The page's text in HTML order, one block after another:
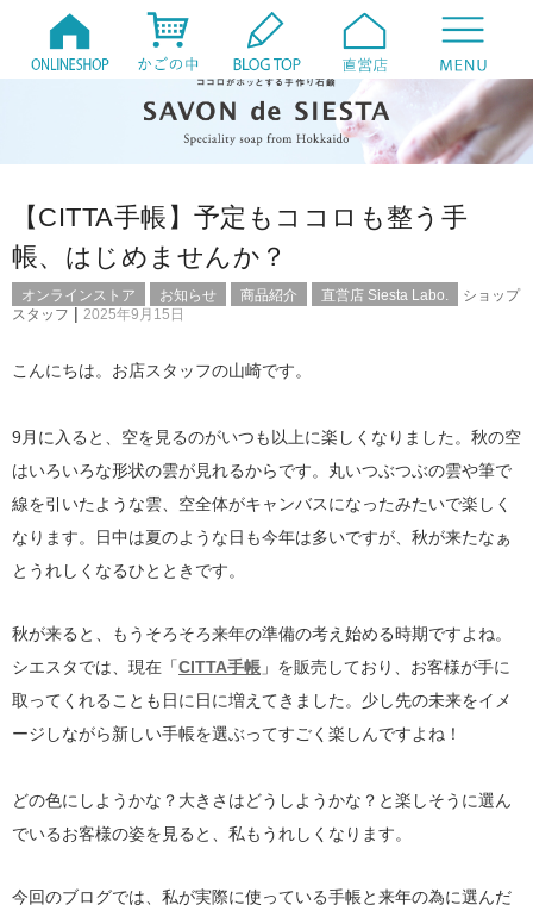
【CITTA手帳】予定もココロも整う手
帳、はじめませんか？
オンラインストア お知らせ 商品紹介 直営店 Siesta Labo.
ショップ
スタッフ | 2025年9月15日
こんにちは。お店スタッフの山崎です。
9月に入ると、空を見るのがいつも以上に楽しくなりました。秋の空
はいろいろな形状の雲が見れるからです。丸いつぶつぶの雲や筆で
線を引いたような雲、空全体がキャンバスになったみたいで楽しく
なります。日中は夏のような日も今年は多いですが、秋が来たなぁ
とうれしくなるひとときです。
秋が来ると、もうそろそろ来年の準備の考え始める時期ですよね。
シエスタでは、現在「CITTA手帳 」を販売しており、お客様が手に
取ってくれることも日に日に増えてきました。少し先の未来をイメ
ージしながら新しい手帳を選ぶってすごく楽しんですよね！
どの色にしようかな？大きさはどうしようかな？と楽しそうに選ん
でいるお客様の姿を見ると、私もうれしくなります。
今回のブログでは、私が実際に使っている手帳と来年の為に選んだ